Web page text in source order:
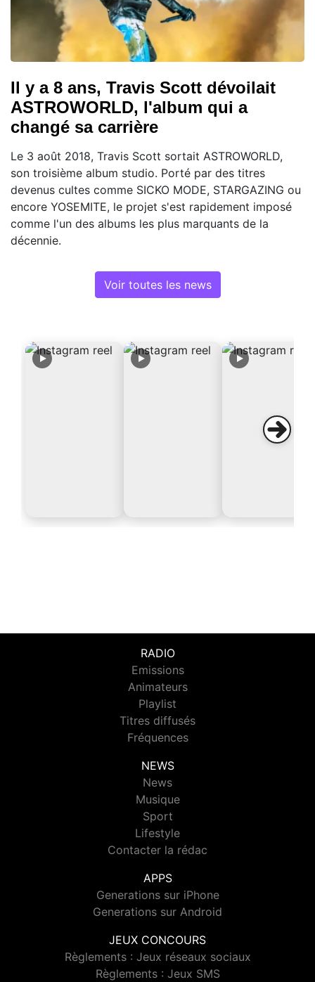
Il y a 8 ans, Travis Scott dévoilait
ASTROWORLD, l'album qui a
changé sa carrière
Le 3 août 2018, Travis Scott sortait ASTROWORLD,
son troisième album studio. Porté par des titres
devenus cultes comme SICKO MODE, STARGAZING ou
encore YOSEMITE, le projet s'est rapidement imposé
comme l'un des albums les plus marquants de la
décennie.
Voir toutes les news
RADIO
Emissions
Animateurs
Playlist
Titres diffusés
Fréquences
NEWS
News
Musique
Sport
Lifestyle
Contacter la rédac
APPS
Generations sur iPhone
Generations sur Android
JEUX CONCOURS
Règlements : Jeux réseaux sociaux
Règlements : Jeux SMS